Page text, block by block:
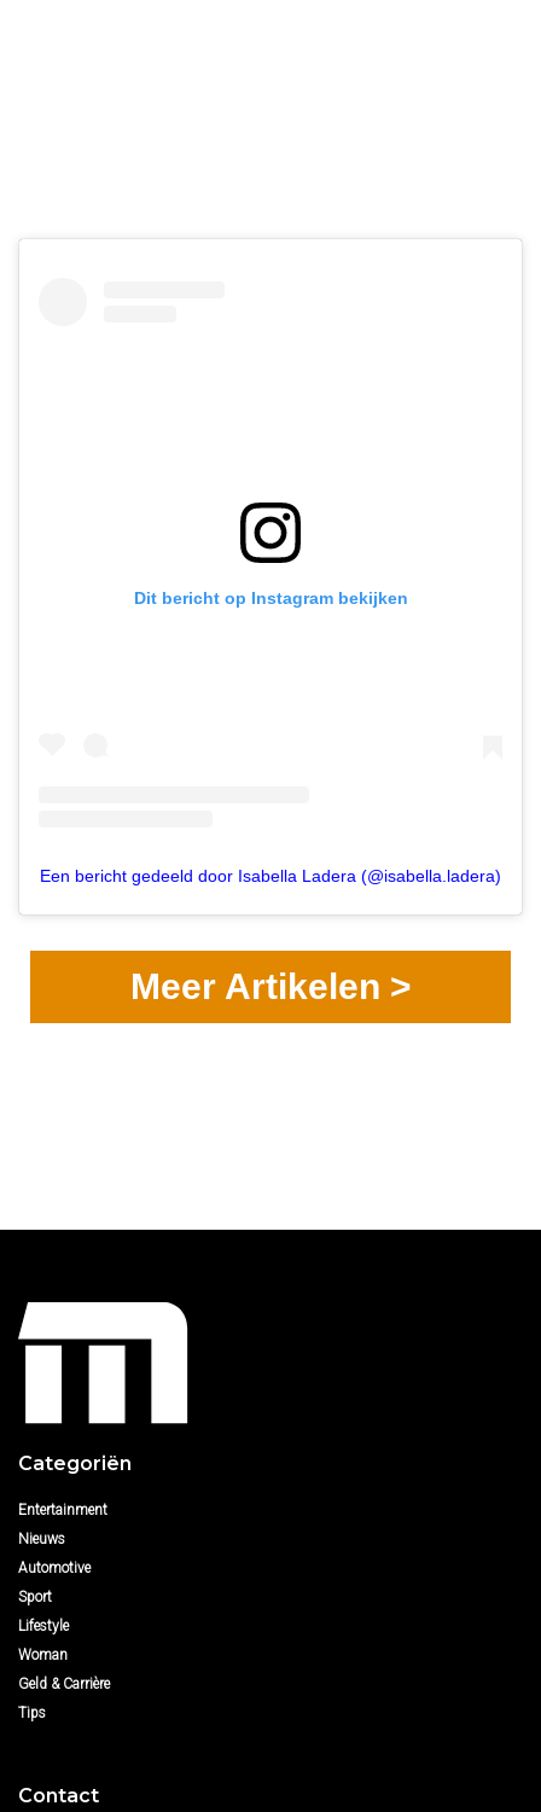
Dit bericht op Instagram bekijken
Een bericht gedeeld door Isabella Ladera (@isabella.ladera)
Meer Artikelen >
Categoriën
Entertainment
Nieuws
Automotive
Sport
Lifestyle
Woman
Geld & Carrière
Tips
Contact